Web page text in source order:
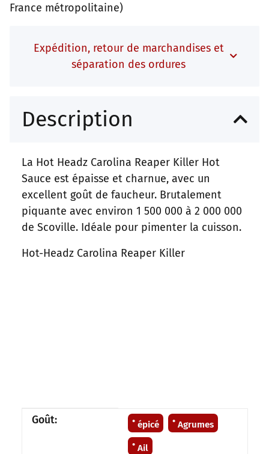
France métropolitaine)
Expédition, retour de marchandises et
séparation des ordures
Description
La Hot Headz Carolina Reaper Killer Hot
Sauce est épaisse et charnue, avec un
excellent goût de faucheur. Brutalement
piquante avec environ 1 500 000 à 2 000 000
de Scoville. Idéale pour pimenter la cuisson.
Hot-Headz Carolina Reaper Killer
#productDetails.itemInformation#
#productDetails.itemValue#
Goût: épicé Agrumes
Ail